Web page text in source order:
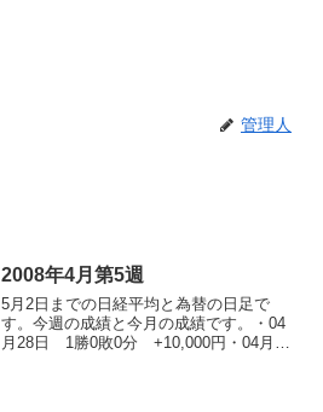
管理人
2008年4月第5週
5月2日までの日経平均と為替の日足で
す。今週の成績と今月の成績です。・04
月28日 1勝0敗0分 +10,000円・04月29